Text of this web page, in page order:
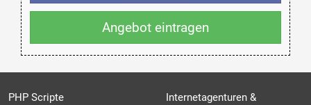
Angebot eintragen
PHP Scripte
Internetagenturen &